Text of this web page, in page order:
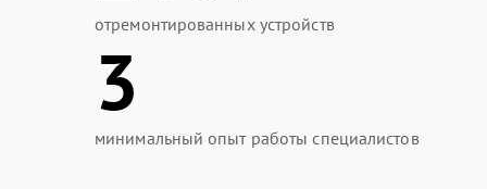
отремонтированных устройств
3
минимальный опыт работы специалистов